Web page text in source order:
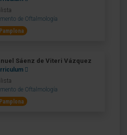
de Oftalmología
Sáenz de Viteri Vázquez
de Oftalmología